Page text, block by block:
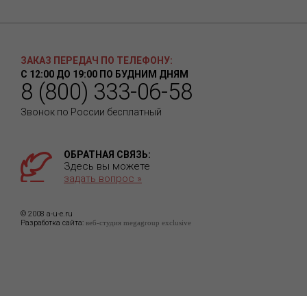
ЗАКАЗ ПЕРЕДАЧ ПО ТЕЛЕФОНУ:
С 12:00 ДО 19:00 ПО БУДНИМ ДНЯМ
8 (800) 333-06-58
Звонок по России бесплатный
ОБРАТНАЯ СВЯЗЬ:
Здесь вы можете
задать вопрос »
© 2008 a-u-e.ru
Разработка сайта: веб-студия megagroup exclusive